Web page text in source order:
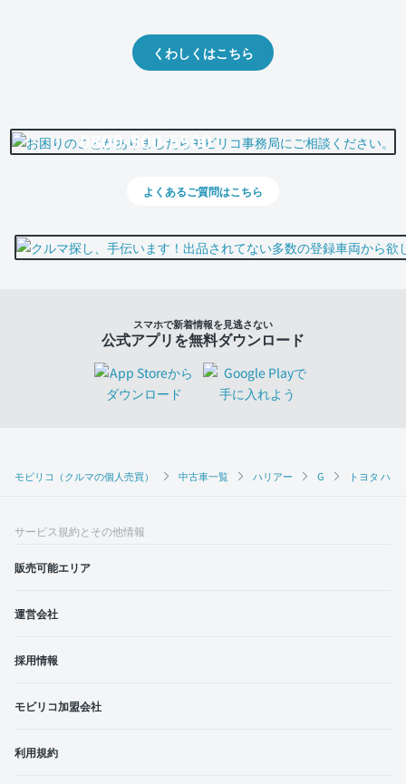
モビリコ（クルマの個人売買） 中古車一覧 ハリアー G トヨタ ハ
くわしくはこちら
0800-500-5500
よくあるご質問はこちら
スマホで新着情報を見逃さない
公式アプリを無料ダウンロード
サービス規約とその他情報
販売可能エリア
運営会社
採用情報
モビリコ加盟会社
利用規約